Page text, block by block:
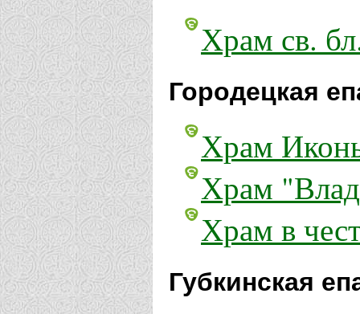
Храм св.
Городецкая
Храм
Храм
Храм в
Губкинская